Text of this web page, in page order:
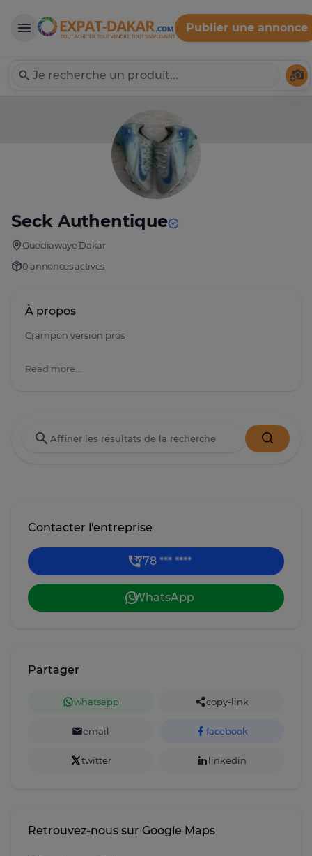
Expat-Dakar
Publier une annonce
Seck Authentique
Guediawaye Dakar
0 annonces actives
À propos
Crampon version pros
Read more...
Contacter l'entreprise
778 *** ****
WhatsApp
Partager
whatsapp copy-link
email facebook
twitter linkedin
Retrouvez-nous sur Google Maps